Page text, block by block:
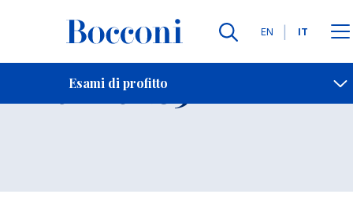
Lingue
EN IT
Esami di profitto
Contatti
Esame 20311 Open